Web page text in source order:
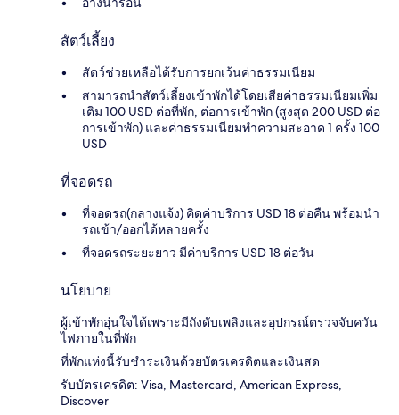
สัตว์เลี้ยง
สัตว์ช่วยเหลือได้รับการยกเว้นค่าธรรมเนียม
สามารถนำสัตว์เลี้ยงเข้าพักได้โดยเสียค่าธรรมเนียมเพิ่ม
เติม 100 USD ต่อที่พัก, ต่อการเข้าพัก (สูงสุด 200 USD ต่อ
การเข้าพัก) และค่าธรรมเนียมทำความสะอาด 1 ครั้ง 100
USD
ที่จอดรถ
ที่จอดรถ(กลางแจ้ง) คิดค่าบริการ USD 18 ต่อคืน พร้อมนำ
รถเข้า/ออกได้หลายครั้ง
ที่จอดรถระยะยาว มีค่าบริการ USD 18 ต่อวัน
นโยบาย
ผู้เข้าพักอุ่นใจได้เพราะมีถังดับเพลิงและอุปกรณ์ตรวจจับควัน
ไฟภายในที่พัก
ที่พักแห่งนี้รับชำระเงินด้วยบัตรเครดิตและเงินสด
รับบัตรเครดิต: Visa, Mastercard, American Express,
Discover